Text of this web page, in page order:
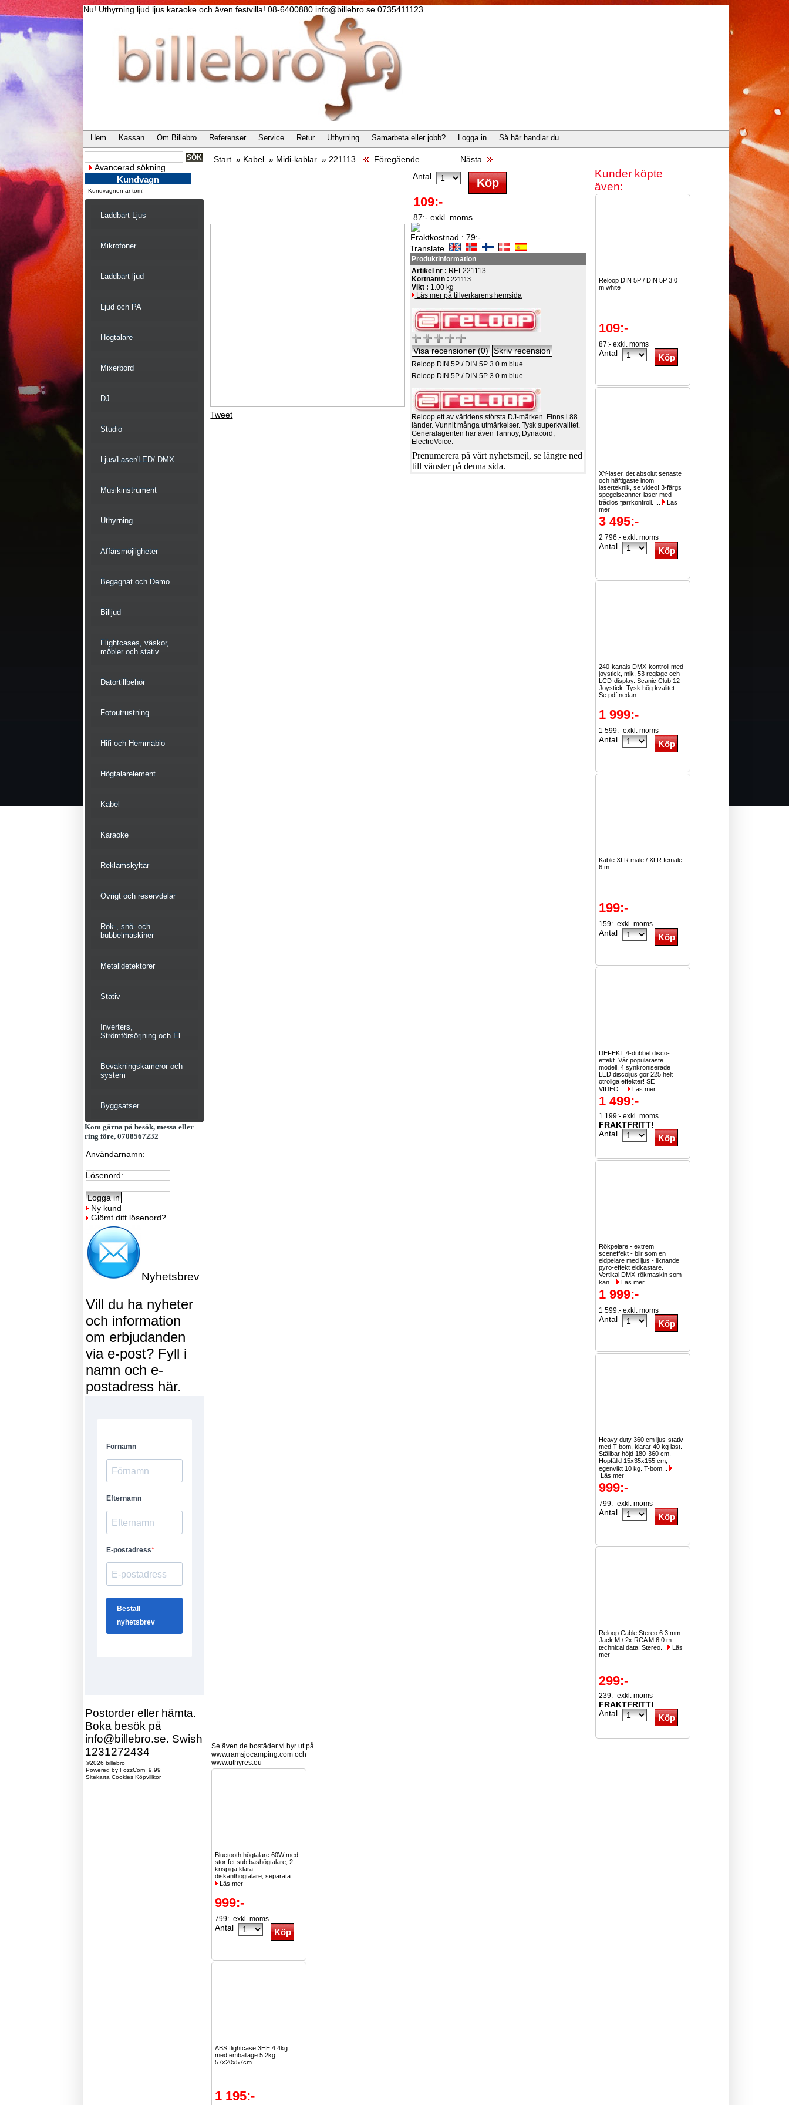
Nu! Uthyrning ljud ljus karaoke och även festvilla! 08-6400880 info@billebro.se 0735411123
Hem Kassan Om Billebro Referenser Service Retur Uthyrning Samarbeta eller jobb? Logga in Så här handlar du
Avancerad sökning
Kundvagn
Kundvagnen är tom!
Laddbart Ljus
Mikrofoner
Laddbart ljud
Ljud och PA
Högtalare
Mixerbord
DJ
Studio
Ljus/Laser/LED/ DMX
Musikinstrument
Uthyrning
Affärsmöjligheter
Begagnat och Demo
Billjud
Flightcases, väskor,
möbler och stativ
Datortillbehör
Fotoutrustning
Hifi och Hemmabio
Högtalarelement
Kabel
Karaoke
Reklamskyltar
Övrigt och reservdelar
Rök-, snö- och
bubbelmaskiner
Metalldetektorer
Stativ
Inverters,
Strömförsörjning och El
Bevakningskameror och
system
Byggsatser
Kom gärna på besök, messa eller
ring före, 0708567232
Användarnamn:
Lösenord:
Ny kund
Glömt ditt lösenord?
Nyhetsbrev
Vill du ha nyheter
och information
om erbjudanden
via e-post? Fyll i
namn och e-
postadress här.
Postorder eller hämta.
Boka besök på
info@billebro.se. Swish
1231272434
©2026billebro
Powered byFozzCom 9.99
Sitekarta Cookies Köpvillkor
Start » Kabel » Midi-kablar » 221113 Föregående Nästa
Tweet
Antal
109:-
87:- exkl. moms
Fraktkostnad : 79:-
Translate
Produktinformation
Artikel nr : REL221113
Kortnamn :221113
Vikt : 1.00 kg
Läs mer på tillverkarens hemsida
Reloop DIN 5P / DIN 5P 3.0 m blue
Reloop DIN 5P / DIN 5P 3.0 m blue
Reloop ett av världens största DJ-märken. Finns i 88
länder. Vunnit många utmärkelser. Tysk superkvalitet.
Generalagenten har även Tannoy, Dynacord,
ElectroVoice.
Prenumerera på vårt nyhetsmejl, se längre ned
till vänster på denna sida.
Kunder köpte
även:
Reloop DIN 5P / DIN 5P 3.0
m white
109:-
87:- exkl. moms
Antal
XY-laser, det absolut senaste
och häftigaste inom
laserteknik, se video! 3-färgs
spegelscanner-laser med
trådlös fjärrkontroll. ...
Läs
mer
3 495:-
2 796:- exkl. moms
Antal
240-kanals DMX-kontroll med
joystick, mik, 53 reglage och
LCD-display. Scanic Club 12
Joystick. Tysk hög kvalitet.
Se pdf nedan.
1 999:-
1 599:- exkl. moms
Antal
Kable XLR male / XLR female
6 m
199:-
159:- exkl. moms
Antal
DEFEKT 4-dubbel disco-
effekt. Vår populäraste
modell. 4 synkroniserade
LED discoljus gör 225 helt
otroliga effekter! SE
VIDEO....
Läs mer
1 499:-
1 199:- exkl. moms
FRAKTFRITT!
Antal
Rökpelare - extrem
sceneffekt - blir som en
eldpelare med ljus - liknande
pyro-effekt eldkastare.
Vertikal DMX-rökmaskin som
kan...
Läs mer
1 999:-
1 599:- exkl. moms
Antal
Heavy duty 360 cm ljus-stativ
med T-bom, klarar 40 kg last.
Ställbar höjd 180-360 cm.
Hopfälld 15x35x155 cm,
egenvikt 10 kg. T-bom...
Läs mer
999:-
799:- exkl. moms
Antal
Reloop Cable Stereo 6.3 mm
Jack M / 2x RCA M 6.0 m
technical data: Stereo...
Läs
mer
299:-
239:- exkl. moms
FRAKTFRITT!
Antal
Se även de bostäder vi hyr ut på
www.ramsjocamping.com och
www.uthyres.eu
Bluetooth högtalare 60W med
stor fet sub bashögtalare, 2
krispiga klara
diskanthögtalare, separata...
Läs mer
999:-
799:- exkl. moms
Antal
ABS flightcase 3HE 4.4kg
med emballage 5.2kg
57x20x57cm
1 195:-